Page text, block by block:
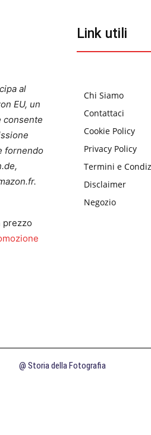
al
EU, un
consente
fornendo
prezzo
Link utili
Chi Siamo
Contattaci
Cookie Policy
Privacy Policy
Termini e
Disclaimer
Negozio
@ Storia della Fotografia